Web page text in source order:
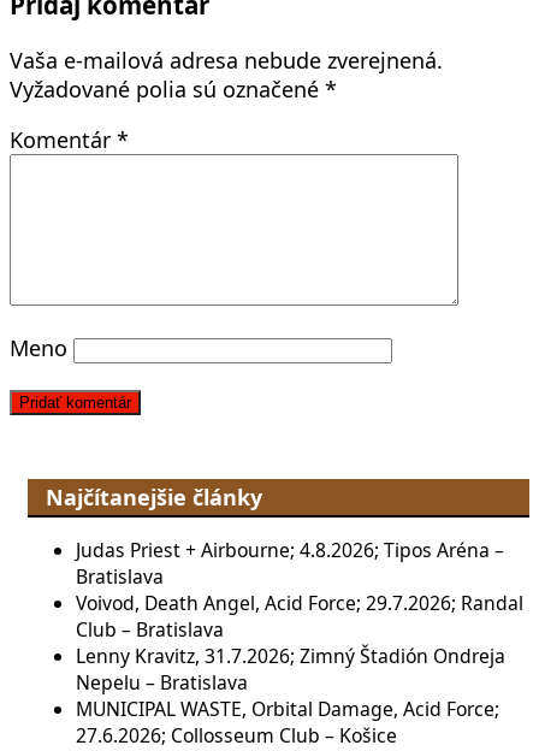
Vaša e-mailová adresa nebude zverejnená.
Vyžadované polia sú označené *
Komentár *
Meno
Najčítanejšie články
Judas Priest + Airbourne; 4.8.2026; Tipos Aréna –
Bratislava
Voivod, Death Angel, Acid Force; 29.7.2026; Randal
Club – Bratislava
Lenny Kravitz, 31.7.2026; Zimný Štadión Ondreja
Nepelu – Bratislava
MUNICIPAL WASTE, Orbital Damage, Acid Force;
27.6.2026; Collosseum Club – Košice